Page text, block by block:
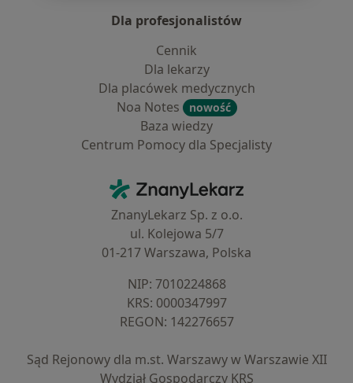
Dla profesjonalistów
Cennik
Dla lekarzy
Dla placówek medycznych
Noa Notes
nowość
Baza wiedzy
Centrum Pomocy dla Specjalisty
ZnanyLekarz - Strona główna
ZnanyLekarz Sp. z o.o.
ul. Kolejowa 5/7
01-217 Warszawa, Polska
NIP: ⁠7010224868
KRS: ⁠0000347997
REGON: ⁠142276657
Sąd Rejonowy dla m.st. Warszawy w Warszawie XII
Wydział Gospodarczy KRS